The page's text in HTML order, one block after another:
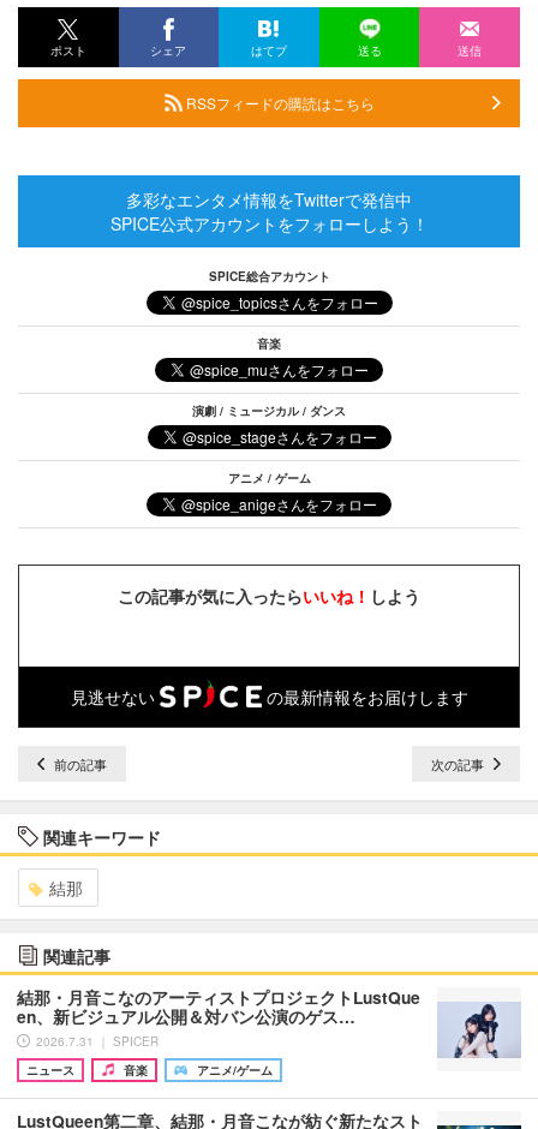
ポスト シェア はてブ 送る 送信
RSSフィードの購読はこちら
多彩なエンタメ情報をTwitterで発信中
SPICE公式アカウントをフォローしよう！
SPICE総合アカウント
音楽
演劇 / ミュージカル / ダンス
アニメ / ゲーム
この記事が気に入ったらいいね！ しよう
見逃せない の最新情報をお届けします
前の記事 次の記事
関連キーワード
結那
関連記事
結那・月音こなのアーティストプロジェクトLustQue
en、新ビジュアル公開＆対バン公演のゲス…
2026.7.31 ｜ SPICER
ニュース
音楽 アニメ/ゲーム
LustQueen第二章、結那・月音こなが紡ぐ新たなスト